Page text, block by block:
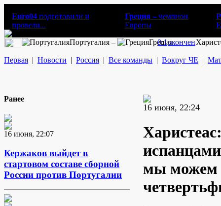
Euro04 подготовили и
провели...
Греция – чемпион
Европы
Португалия – Греция
0:1окончен
Первая | Новости | Россия | Все команды | Вокруг ЧЕ |
Ранее
16 июня, 22:07
Кержаков выйдет в
стартовом составе сборной
России против Португалии
16 июня, 22:24
мы можем